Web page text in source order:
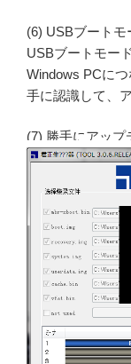
(6) USBブート
USBブートモー
Windows PCに
手に認識して、
(7) 勝手にアップ